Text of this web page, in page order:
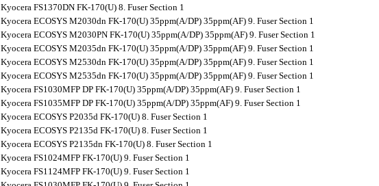
Kyocera FS1370DN FK-170(U) 8. Fuser Section 1
Kyocera ECOSYS M2030dn FK-170(U) 35ppm(A/DP) 35ppm(AF) 9. Fuser Section 1
Kyocera ECOSYS M2030PN FK-170(U) 35ppm(A/DP) 35ppm(AF) 9. Fuser Section 1
Kyocera ECOSYS M2035dn FK-170(U) 35ppm(A/DP) 35ppm(AF) 9. Fuser Section 1
Kyocera ECOSYS M2530dn FK-170(U) 35ppm(A/DP) 35ppm(AF) 9. Fuser Section 1
Kyocera ECOSYS M2535dn FK-170(U) 35ppm(A/DP) 35ppm(AF) 9. Fuser Section 1
Kyocera FS1030MFP DP FK-170(U) 35ppm(A/DP) 35ppm(AF) 9. Fuser Section 1
Kyocera FS1035MFP DP FK-170(U) 35ppm(A/DP) 35ppm(AF) 9. Fuser Section 1
Kyocera ECOSYS P2035d FK-170(U) 8. Fuser Section 1
Kyocera ECOSYS P2135d FK-170(U) 8. Fuser Section 1
Kyocera ECOSYS P2135dn FK-170(U) 8. Fuser Section 1
Kyocera FS1024MFP FK-170(U) 9. Fuser Section 1
Kyocera FS1124MFP FK-170(U) 9. Fuser Section 1